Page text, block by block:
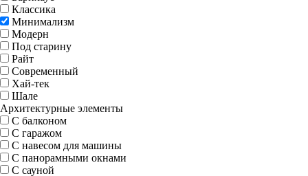
Классика
Минимализм
Модерн
Под старину
Райт
Современный
Хай-тек
Шале
Архитектурные элементы
С балконом
С гаражом
С навесом для машины
С панорамными окнами
С сауной